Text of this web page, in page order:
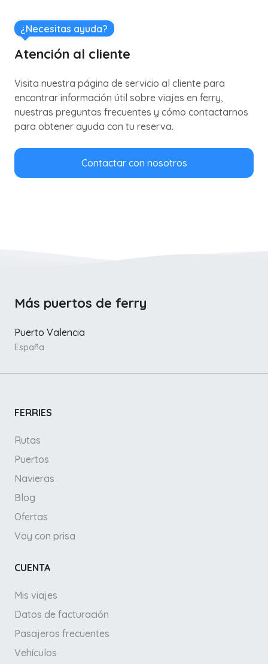
¿Necesitas ayuda?
Atención al cliente
Visita nuestra página de servicio al cliente para
encontrar información útil sobre viajes en ferry,
nuestras preguntas frecuentes y cómo contactarnos
para obtener ayuda con tu reserva.
Contactar con nosotros
Más puertos de ferry
Puerto Valencia
España
FERRIES
Rutas
Puertos
Navieras
Blog
Ofertas
Voy con prisa
CUENTA
Mis viajes
Datos de facturación
Pasajeros frecuentes
Vehículos